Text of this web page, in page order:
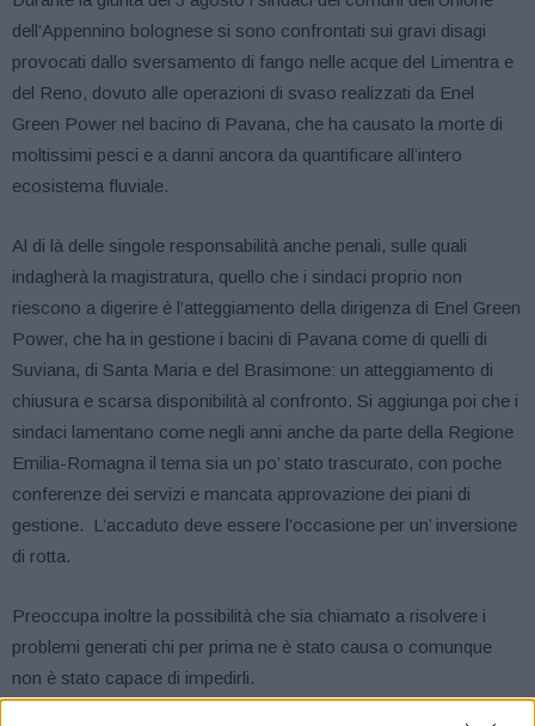
dell’Appennino bolognese si sono confrontati sui gravi disagi
provocati dallo sversamento di fango nelle acque del Limentra e
del Reno, dovuto alle operazioni di svaso realizzati da Enel
Green Power nel bacino di Pavana, che ha causato la morte di
moltissimi pesci e a danni ancora da quantificare all’intero
ecosistema fluviale.
Al di là delle singole responsabilità anche penali, sulle quali
indagherà la magistratura, quello che i sindaci proprio non
riescono a digerire è l’atteggiamento della dirigenza di Enel Green
Power, che ha in gestione i bacini di Pavana come di quelli di
Suviana, di Santa Maria e del Brasimone: un atteggiamento di
chiusura e scarsa disponibilità al confronto. Si aggiunga poi che i
sindaci lamentano come negli anni anche da parte della Regione
Emilia-Romagna il tema sia un po’ stato trascurato, con poche
conferenze dei servizi e mancata approvazione dei piani di
gestione. L’accaduto deve essere l’occasione per un’ inversione
di rotta.
Preoccupa inoltre la possibilità che sia chiamato a risolvere i
problemi generati chi per prima ne è stato causa o comunque
non è stato capace di impedirli.